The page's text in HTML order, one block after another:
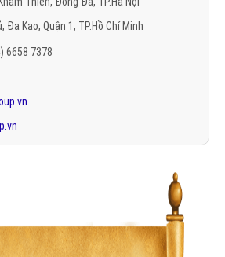
Đa Kao, Quận 1, TP.Hồ Chí Minh
6658 7378